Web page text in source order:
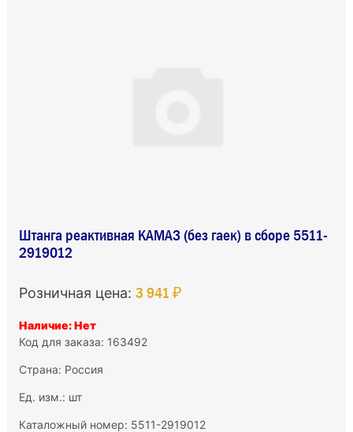
Штанга реактивная КАМАЗ (без гаек) в сборе 5511-
2919012
Розничная цена: 3 941 ₽
Наличие: Нет
Код для заказа: 163492
Страна: Россия
Ед. изм.: шт
Каталожный номер: 5511-2919012